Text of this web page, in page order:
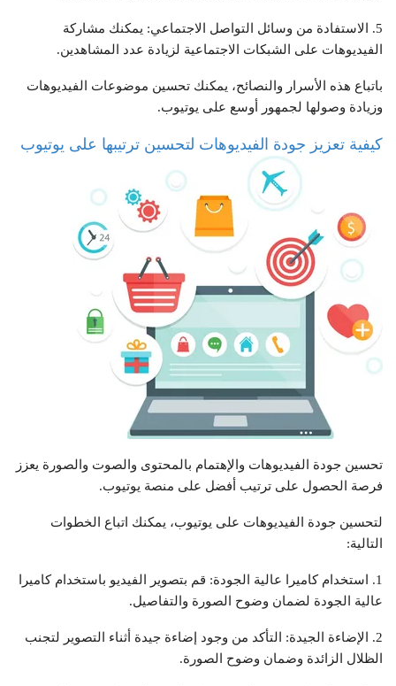
5. الاستفادة من وسائل التواصل الاجتماعي: يمكنك مشاركة
الفيديوهات على الشبكات الاجتماعية لزيادة عدد المشاهدين.
باتباع هذه الأسرار والنصائح، يمكنك تحسين موضوعات الفيديوهات
وزيادة وصولها لجمهور أوسع على يوتيوب.
كيفية تعزيز جودة الفيديوهات لتحسين ترتيبها على يوتيوب
تحسين جودة الفيديوهات والإهتمام بالمحتوى والصوت والصورة يعزز
فرصة الحصول على ترتيب أفضل على منصة يوتيوب.
لتحسين جودة الفيديوهات على يوتيوب، يمكنك اتباع الخطوات
التالية:
1. استخدام كاميرا عالية الجودة: قم بتصوير الفيديو باستخدام كاميرا
عالية الجودة لضمان وضوح الصورة والتفاصيل.
2. الإضاءة الجيدة: التأكد من وجود إضاءة جيدة أثناء التصوير لتجنب
الظلال الزائدة وضمان وضوح الصورة.